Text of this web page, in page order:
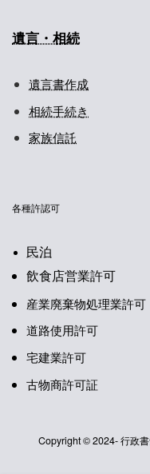
遺言・相続
遺言書作成
相続手続き
家族信託
各種許認可
民泊
飲食店営業許可
産業廃棄物処理業許可
道路使用許可
宅建業許可
古物商許可証
Copyright © 2024- 行政